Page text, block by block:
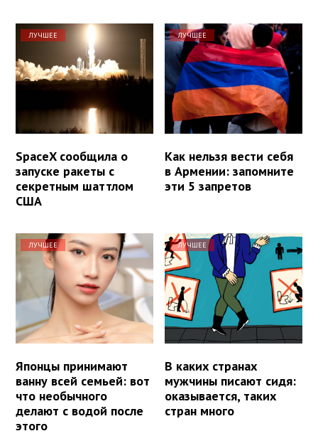
ЛУЧШЕЕ
SpaceX сообщила о
запуске ракеты с
секретным шаттлом
США
ЛУЧШЕЕ
Как нельзя вести себя
в Армении: запомните
эти 5 запретов
ЛУЧШЕЕ
Японцы принимают
ванну всей семьей: вот
что необычного
делают с водой после
этого
ЛУЧШЕЕ
В каких странах
мужчины писают сидя:
оказывается, таких
стран много